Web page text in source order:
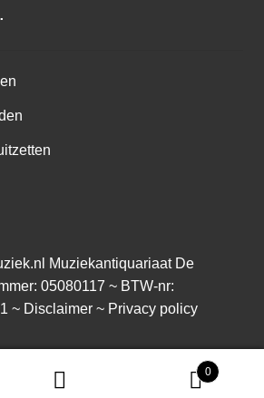
Muziekantiquariaat De
05080117 ~ BTW-nr:
~ Disclaimer~ Privacy policy
0